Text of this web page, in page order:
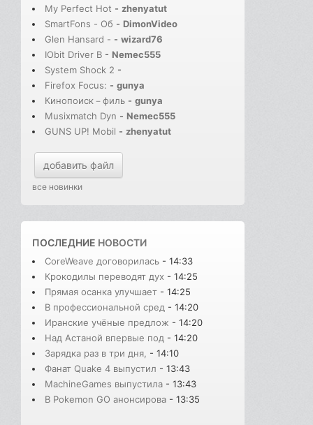
My Perfect Hot - zhenyatut
SmartFons - Об - DimonVideo
Glen Hansard - - wizard76
IObit Driver B - Nemec555
System Shock 2 -
Firefox Focus: - gunya
Кинопоиск－филь - gunya
Musixmatch Dyn - Nemec555
GUNS UP! Mobil - zhenyatut
добавить файл
все новинки
ПОСЛЕДНИЕ НОВОСТИ
CoreWeave договорилась - 14:33
Крокодилы переводят дух - 14:25
Прямая осанка улучшает - 14:25
В профессиональной сред - 14:20
Иранские учёные предлож - 14:20
Над Астаной впервые под - 14:20
Зарядка раз в три дня, - 14:10
Фанат Quake 4 выпустил - 13:43
MachineGames выпустила - 13:43
В Pokemon GO анонсирова - 13:35